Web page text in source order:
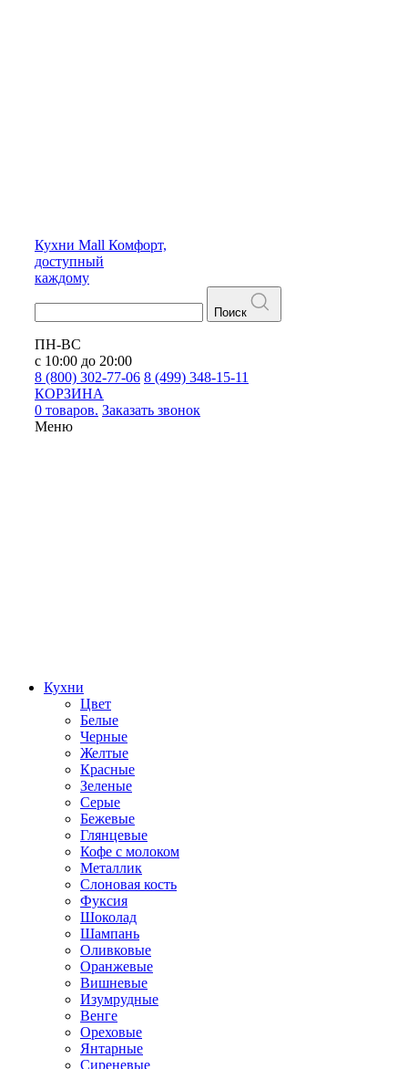
Кухни Mall Комфорт,
доступный
каждому
Поиск
ПН-ВС
с 10:00 до 20:00
8 (800) 302-77-06 8 (499) 348-15-11
КОРЗИНА
0 товаров. Заказать звонок
Меню
Кухни
Цвет
Белые
Черные
Желтые
Красные
Зеленые
Серые
Бежевые
Глянцевые
Кофе с молоком
Металлик
Слоновая кость
Фуксия
Шоколад
Шампань
Оливковые
Оранжевые
Вишневые
Изумрудные
Венге
Ореховые
Янтарные
Сиреневые